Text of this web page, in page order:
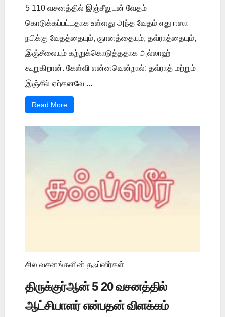
5 110 வசனத்தில் இஞ்சீலுடன் வேதம்
கொடுக்கப்பட்டதாக உள்ளது அந்த வேதம் எது ஈஸா
நபிக்கு வேதத்தையும், ஞானத்தையும், தவ்ராத்தையும்,
இஞ்சீலையும் கற்றுக்கொடுத்ததாக அல்லாஹ்
கூறுகிறான். கேள்வி என்னவென்றால்: தவ்ராத் மற்றும்
இஞ்சீல் ஏற்கனவே ...
Read More
சில வசனங்களின் தஃப்ஸீர்கள்
திருக்குர்ஆன் 5 20 வசனத்தில்
ஆட்சியாளர் என்பதன் விளக்கம்